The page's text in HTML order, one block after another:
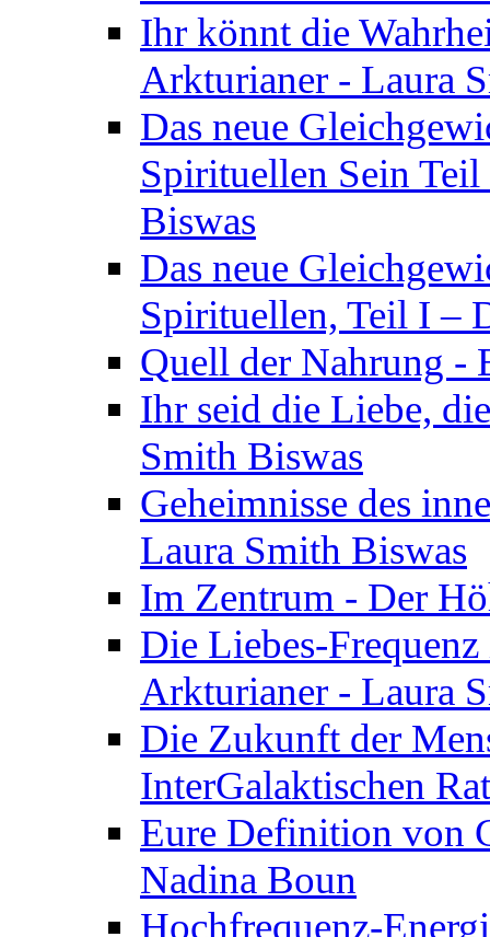
Ihr könnt die
Arkturianer - Laura
Das neue
Spirituellen Sein
Biswas
Das neue
Spirituellen, Teil I –
Quell der Nahrung -
Ihr seid die Liebe,
Smith Biswas
Geheimnisse des
Laura Smith Biswas
Im Zentrum - Der
Die Liebes-
Arkturianer - Laura
Die Zukunft der
InterGalaktischen
Eure Definition von
Nadina Boun
Hochfrequenz-